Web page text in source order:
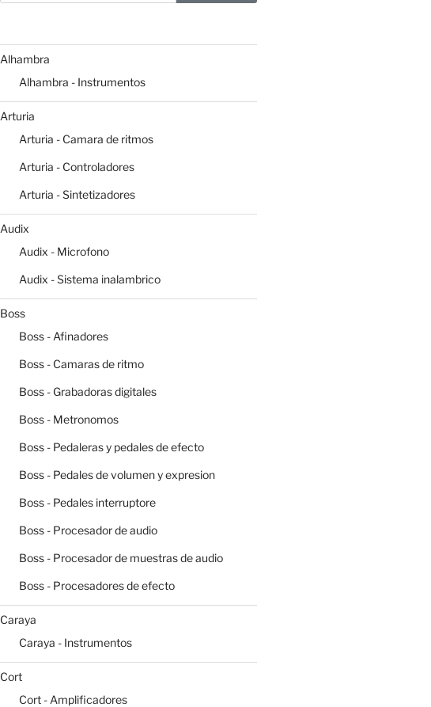
Alhambra
Alhambra - Instrumentos
Arturia
Arturia - Camara de ritmos
Arturia - Controladores
Arturia - Sintetizadores
Audix
Audix - Microfono
Audix - Sistema inalambrico
Boss
Boss - Afinadores
Boss - Camaras de ritmo
Boss - Grabadoras digitales
Boss - Metronomos
Boss - Pedaleras y pedales de efecto
Boss - Pedales de volumen y expresion
Boss - Pedales interruptore
Boss - Procesador de audio
Boss - Procesador de muestras de audio
Boss - Procesadores de efecto
Caraya
Caraya - Instrumentos
Cort
Cort - Amplificadores